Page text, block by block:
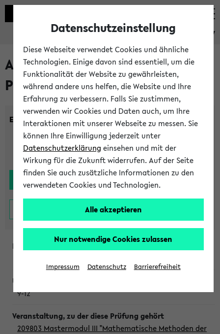
eKVV
Alle noch stattfindenden
Prüfungen
Einrichtung:
9-12
209803 Mastermodul III "Mathematische Methoden der
Datenschutzeinstellung
Diese Webseite verwendet Cookies und ähnliche
Technologien. Einige davon sind essentiell, um die
Funktionalität der Website zu gewährleisten,
während andere uns helfen, die Website und Ihre
Erfahrung zu verbessern. Falls Sie zustimmen,
verwenden wir Cookies und Daten auch, um Ihre
Interaktionen mit unserer Webseite zu messen. Sie
können Ihre Einwilligung jederzeit unter
Datenschutzerklärung einsehen und mit der
Wirkung für die Zukunft widerrufen. Auf der Seite
finden Sie auch zusätzliche Informationen zu den
verwendeten Cookies und Technologien.
Alle akzeptieren
Nur notwendige Cookies zulassen
Impressum Datenschutz Barrierefreiheit